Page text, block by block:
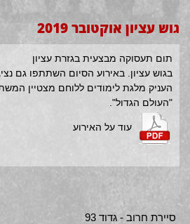
גוש עציון אוקטובר 2019
סיירת חרוב - גדוד 93
תום תעסוקה מבצעית בגזרת עציון
בגוש עציון. באירוע הסיום השתתפו גם
העניק מלגת לימודים ללוחם מצטיין
"העולם הגדול".
עוד על האירוע